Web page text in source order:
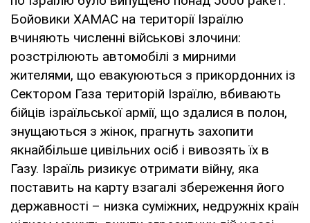
Бойовики ХАМАС на території Ізраїлю
вчиняють численні військові злочини:
розстрілюють автомобілі з мирними
жителями, що евакуюються з прикордонних із
Сектором Газа територій Ізраїлю, вбивають
бійців ізраїльської армії, що здалися в полон,
знущаються з жінок, прагнуть захопити
якнайбільше цивільних осіб і вивозять їх в
Газу. Ізраїль ризикує отримати війну, яка
поставить на карту взагалі збереження його
державності – низка суміжних, недружніх країн